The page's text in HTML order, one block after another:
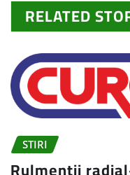
RELATED
STIRI